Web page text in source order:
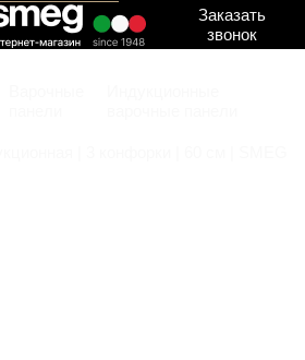
Заказать
звонок